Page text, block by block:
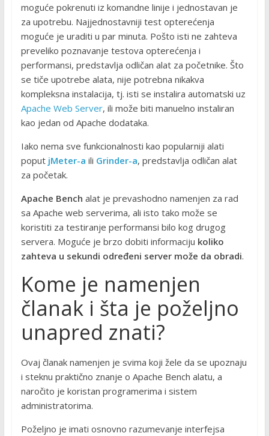
moguće pokrenuti iz komandne linije i jednostavan je
za upotrebu. Najjednostavniji test opterećenja
moguće je uraditi u par minuta. Pošto isti ne zahteva
preveliko poznavanje testova opterećenja i
performansi, predstavlja odličan alat za početnike. Što
se tiče upotrebe alata, nije potrebna nikakva
kompleksna instalacija, tj. isti se instalira automatski uz
Apache Web Server, ili može biti manuelno instaliran
kao jedan od Apache dodataka.
Iako nema sve funkcionalnosti kao popularniji alati
poput jMeter-a ili Grinder-a, predstavlja odličan alat
za početak.
Apache Bench alat je prevashodno namenjen za rad
sa Apache web serverima, ali isto tako može se
koristiti za testiranje performansi bilo kog drugog
servera. Moguće je brzo dobiti informaciju koliko
zahteva u sekundi određeni server može da obradi.
Kome je namenjen
članak i šta je poželjno
unapred znati?
Ovaj članak namenjen je svima koji žele da se upoznaju
i steknu praktično znanje o Apache Bench alatu, a
naročito je koristan programerima i sistem
administratorima.
Poželjno je imati osnovno razumevanje interfejsa